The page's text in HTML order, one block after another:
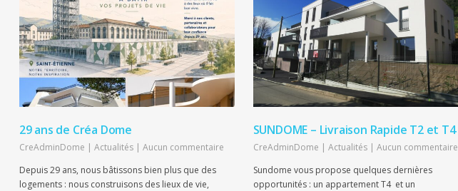
29 ans de Créa Dome
CreAdminDome | Actualités | Aucun commentaire
Depuis 29 ans, nous bâtissons bien plus que des
logements : nous construisons des lieux de vie,
SUNDOME – Livraison Rapide T2 et T4
CreAdminDome | Actualités | Aucun commentaire
Sundome vous propose quelques dernières
opportunités : un appartement T4 et un